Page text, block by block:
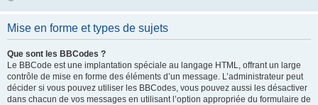
Mise en forme et types de sujets
Que sont les BBCodes ?
Le BBCode est une implantation spéciale au langage HTML, offrant un large
contrôle de mise en forme des éléments d’un message. L’administrateur peut
décider si vous pouvez utiliser les BBCodes, vous pouvez aussi les désactiver
dans chacun de vos messages en utilisant l’option appropriée du formulaire de